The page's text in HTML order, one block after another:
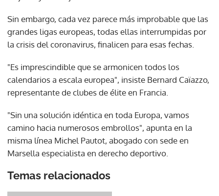
Sin embargo, cada vez parece más improbable que las
grandes ligas europeas, todas ellas interrumpidas por
la crisis del coronavirus, finalicen para esas fechas.
"Es imprescindible que se armonicen todos los
calendarios a escala europea", insiste Bernard Caïazzo,
representante de clubes de élite en Francia.
"Sin una solución idéntica en toda Europa, vamos
camino hacia numerosos embrollos", apunta en la
misma línea Michel Pautot, abogado con sede en
Marsella especialista en derecho deportivo.
Temas relacionados